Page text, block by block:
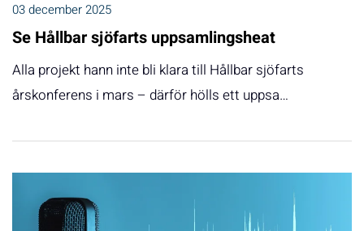
03 december 2025
Se Hållbar sjöfarts uppsamlingsheat
Alla projekt hann inte bli klara till Hållbar sjöfarts
årskonferens i mars – därför hölls ett uppsa…